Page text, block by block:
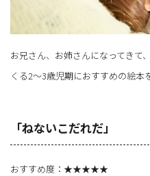
お兄さん、お姉さんになってきて
くる2～3歳児期におすすめの絵本
「ねないこだれだ」
おすすめ度：★★★★★